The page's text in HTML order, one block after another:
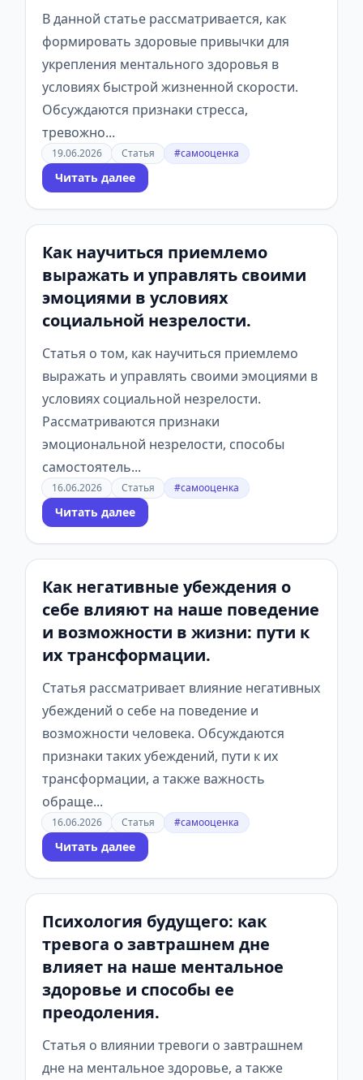
В данной статье рассматривается, как
формировать здоровые привычки для
укрепления ментального здоровья в
условиях быстрой жизненной скорости.
Обсуждаются признаки стресса,
тревожно...
19.06.2026 Статья #самооценка
Читать далее
Как научиться приемлемо
выражать и управлять своими
эмоциями в условиях
социальной незрелости.
Статья о том, как научиться приемлемо
выражать и управлять своими эмоциями в
условиях социальной незрелости.
Рассматриваются признаки
эмоциональной незрелости, способы
самостоятель...
16.06.2026 Статья #самооценка
Читать далее
Как негативные убеждения о
себе влияют на наше поведение
и возможности в жизни: пути к
их трансформации.
Статья рассматривает влияние негативных
убеждений о себе на поведение и
возможности человека. Обсуждаются
признаки таких убеждений, пути к их
трансформации, а также важность
обраще...
16.06.2026 Статья #самооценка
Читать далее
Психология будущего: как
тревога о завтрашнем дне
влияет на наше ментальное
здоровье и способы ее
преодоления.
Статья о влиянии тревоги о завтрашнем
дне на ментальное здоровье, а также